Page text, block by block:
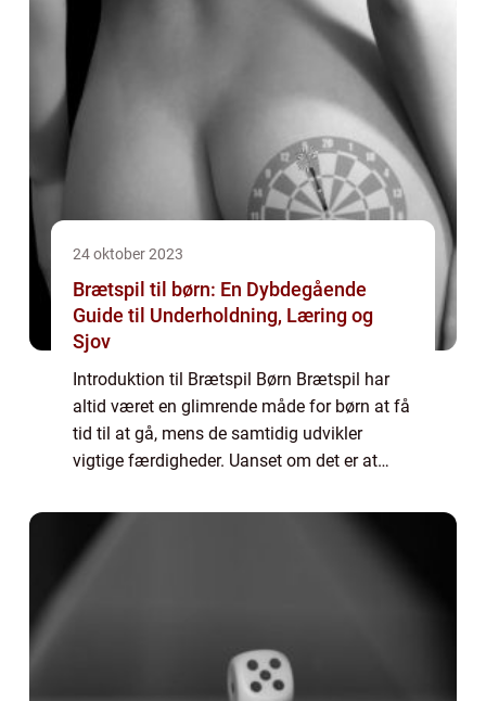
24 oktober 2023
Brætspil til børn: En Dybdegående
Guide til Underholdning, Læring og
Sjov
Introduktion til Brætspil Børn Brætspil har
altid været en glimrende måde for børn at få
tid til at gå, mens de samtidig udvikler
vigtige færdigheder. Uanset om det er at
samarbejdsevner eller fordybe sig i
fantasiful...